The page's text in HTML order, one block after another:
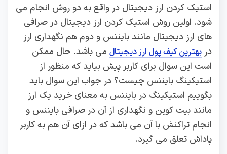
استیک کردن ارز دیجیتال در واقع به دو روش انجام می
شود. اولین روش استیک کردن ارز دیجیتال در صرافی
های ارز دیجیتال مانند بایننس و دوم هم نگهداری ارز
در بهترین کیف پول ارز دیجیتال می باشد. حال ممکن
است این سوال برای کاربر پیش بیاید که منظور از
استیکینگ بایننس چیست؟ در جواب این سوال باید
بگوییم استیکینگ در بایننس به معنای خرید یک ارز
مانند بیت کوین و نگهداری از آن در صرافی بایننس و
انجام تراکنش با آن می باشد که در ازای آن هم به کاربر
پاداش تعلق می گیرد.